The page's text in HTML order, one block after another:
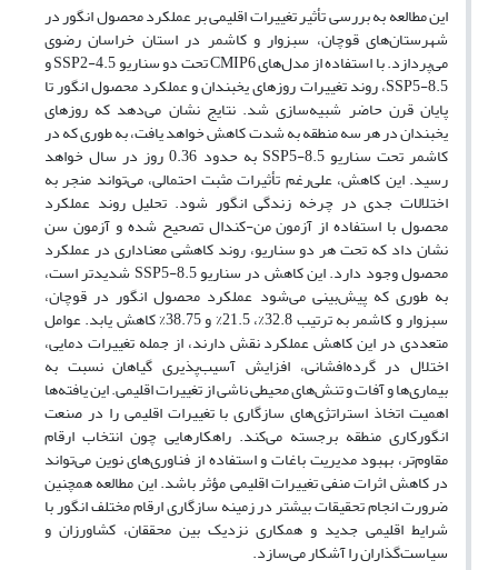
این مطالعه به بررسی تأثیر تغییرات اقلیمی بر عملکرد محصول انگور در
شهرستان‌های قوچان، سبزوار و کاشمر در استان خراسان رضوی
می‌پردازد. با استفاده از مدل‌های CMIP6 تحت دو سناریو SSP2-4.5 و
SSP5-8.5، روند تغییرات روزهای یخبندان و عملکرد محصول انگور تا
پایان قرن حاضر شبیه‌سازی شد. نتایج نشان می‌دهد که روزهای
یخبندان در هر سه منطقه به شدت کاهش خواهد یافت، به طوری که در
کاشمر تحت سناریو SSP5-8.5 به حدود 0.36 روز در سال خواهد
رسید. این کاهش، علی‌رغم تأثیرات مثبت احتمالی، می‌تواند منجر به
اختلالات جدی در چرخه زندگی انگور شود. تحلیل روند عملکرد
محصول با استفاده از آزمون من-کندال تصحیح شده و آزمون سن
نشان داد که تحت هر دو سناریو، روند کاهشی معناداری در عملکرد
محصول وجود دارد. این کاهش در سناریو SSP5-8.5 شدیدتر است،
به طوری که پیش‌بینی می‌شود عملکرد محصول انگور در قوچان،
سبزوار و کاشمر به ترتیب 32.8%، 21.5% و 38.75% کاهش یابد. عوامل
متعددی در این کاهش عملکرد نقش دارند، از جمله تغییرات دمایی،
اختلال در گرده‌افشانی، افزایش آسیب‌پذیری گیاهان نسبت به
بیماری‌ها و آفات و تنش‌های محیطی ناشی از تغییرات اقلیمی. این یافته‌ها
اهمیت اتخاذ استراتژی‌های سازگاری با تغییرات اقلیمی را در صنعت
انگورکاری منطقه برجسته می‌کند. راهکارهایی چون انتخاب ارقام
مقاوم‌تر، بهبود مدیریت باغات و استفاده از فناوری‌های نوین می‌تواند
در کاهش اثرات منفی تغییرات اقلیمی مؤثر باشد. این مطالعه همچنین
ضرورت انجام تحقیقات بیشتر در زمینه سازگاری ارقام مختلف انگور با
شرایط اقلیمی جدید و همکاری نزدیک بین محققان، کشاورزان و
سیاست‌گذاران را آشکار می‌سازد.